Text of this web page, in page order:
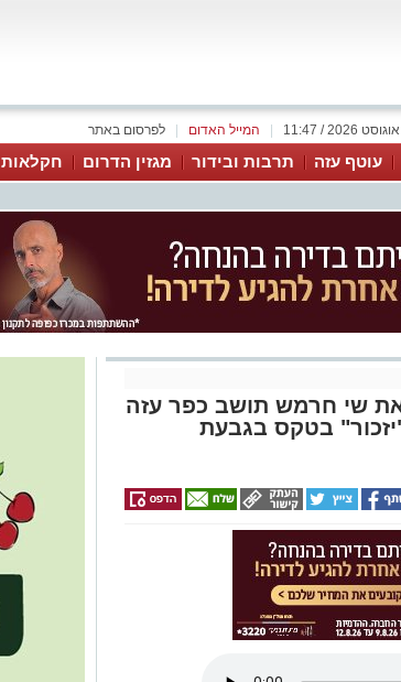
לפרסום באתר המייל האדום
עוטף עזה תרבות ובידור מגזין הדרום חקלאות
שי חרמש תושב כפר עזה
מקריאת "יזכור" בטקס בגבעת